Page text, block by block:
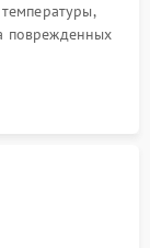
поврежденных
контактов.